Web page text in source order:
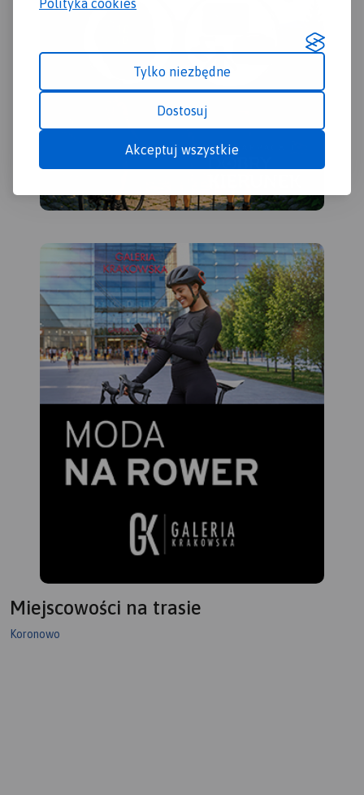
Tylko niezbędne
Dostosuj
Akceptuj wszystkie
Miejscowości na trasie
Koronowo